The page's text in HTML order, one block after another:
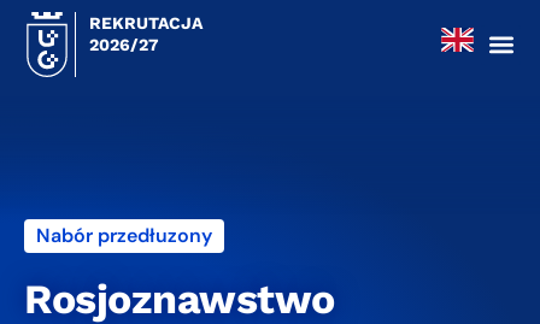
REKRUTACJA
2026/27
Nabór przedłuzony
Rosjoznawstwo